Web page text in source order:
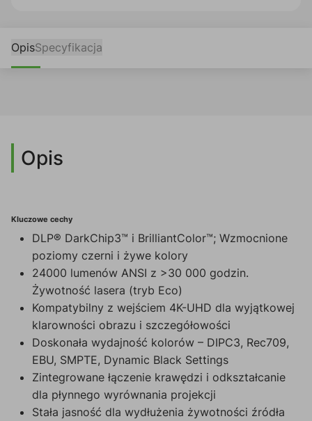
OpisSpecyfikacja
Opis
Kluczowe cechy
DLP® DarkChip3™ i BrilliantColor™; Wzmocnione
poziomy czerni i żywe kolory
24000 lumenów ANSI z >30 000 godzin.
Żywotność lasera (tryb Eco)
Kompatybilny z wejściem 4K-UHD dla wyjątkowej
klarowności obrazu i szczegółowości
Doskonała wydajność kolorów – DIPC3, Rec709,
EBU, SMPTE, Dynamic Black Settings
Zintegrowane łączenie krawędzi i odkształcanie
dla płynnego wyrównania projekcji
Stała jasność dla wydłużenia żywotności źródła